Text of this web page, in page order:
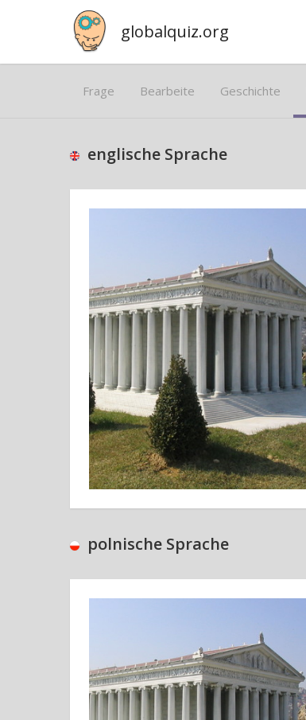
globalquiz.org
Frage Bearbeite Geschichte
englische Sprache
polnische Sprache